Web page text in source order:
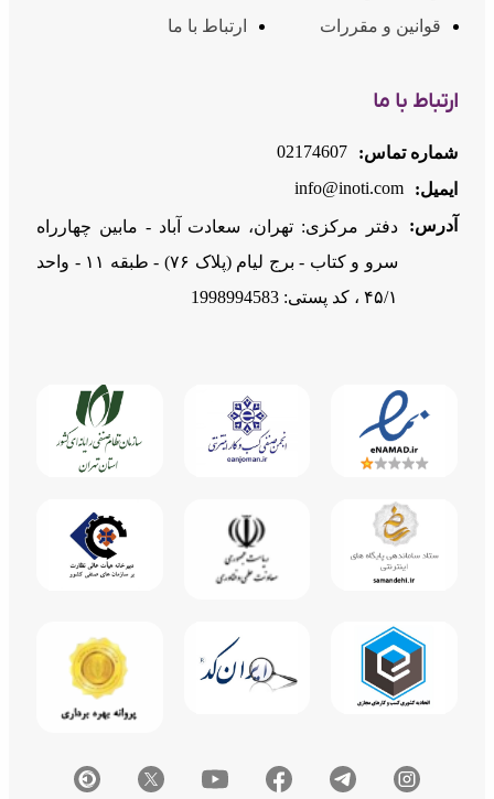
قوانین و مقررات
ارتباط با ما
ارتباط با ما
شماره تماس:
02174607
ایمیل:
info@inoti.com
آدرس:
دفتر مرکزی: تهران، سعادت آباد - مابین چهارراه
سرو و کتاب - برج لیام (پلاک ۷۶) - طبقه ۱۱ - واحد
۴۵/۱ ، کد پستی: 1998994583